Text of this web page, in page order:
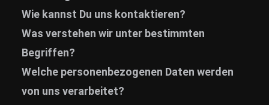
News
Info
Media
ZUM SHOP
Wie kannst Du uns kontaktieren?
Was verstehen wir unter bestimmten
Begriffen?
Welche personenbezogenen Daten werden
von uns verarbeitet?